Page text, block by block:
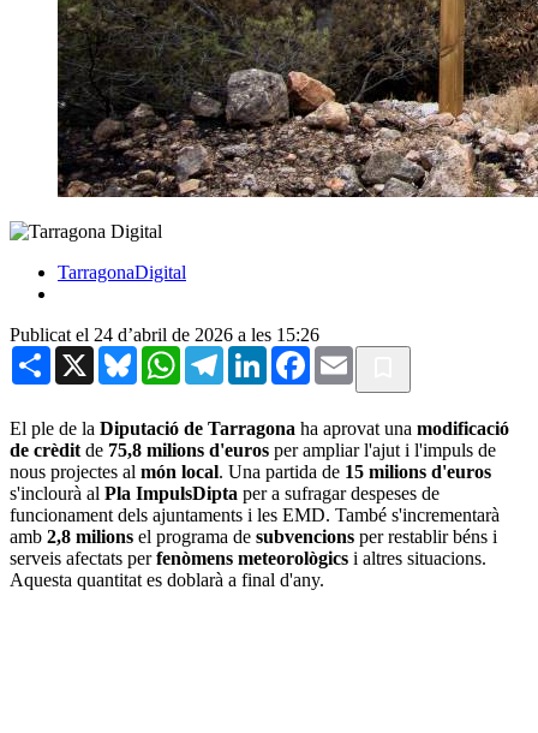
TarragonaDigital
Publicat el 24 d’abril de 2026 a les 15:26
Share X BlueskyWhatsAppTelegramLinkedInFacebook
Email
El ple de la Diputació de Tarragona ha aprovat una modificació
de crèdit de 75,8 milions d'euros per ampliar l'ajut i l'impuls de
nous projectes al món local. Una partida de 15 milions d'euros
s'inclourà al Pla ImpulsDipta per a sufragar despeses de
funcionament dels ajuntaments i les EMD. També s'incrementarà
amb 2,8 milions el programa de subvencions per restablir béns i
serveis afectats perfenòmens meteorològics i altres situacions.
Aquesta quantitat es doblarà a final d'any.